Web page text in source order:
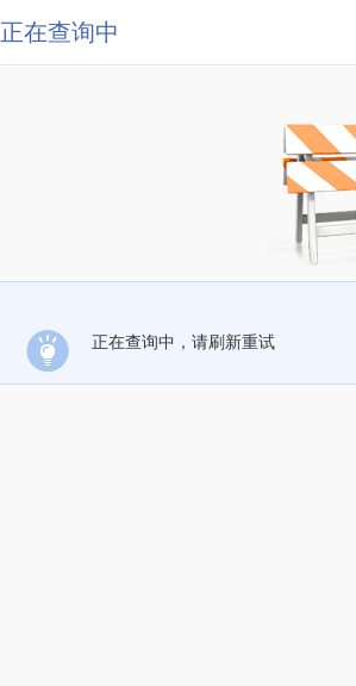
正在查询中
正在查询中，请刷新重试